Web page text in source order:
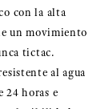
con la alta
un movimiento
tictac.
al agua
24 horas e